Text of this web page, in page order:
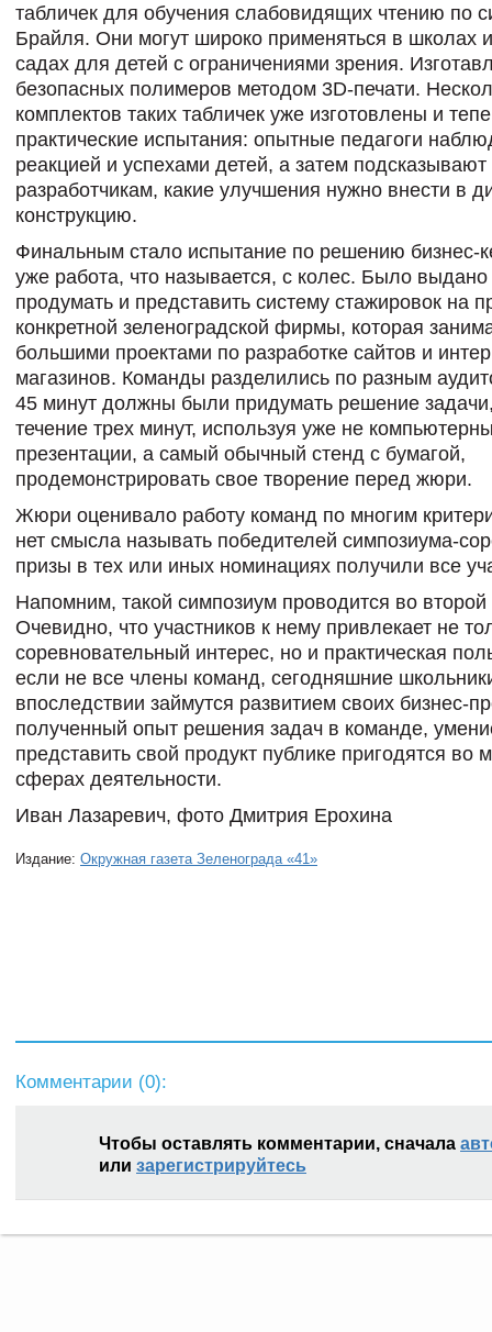
табличек для обучения слабовидящих чтению по
Брайля. Они могут широко применяться в школах
садах для детей с ограничениями зрения.
безопасных полимеров методом 3D-печати.
комплектов таких табличек уже изготовлены и
практические испытания: опытные педагоги
реакцией и успехами детей, а затем подсказывают
разработчикам, какие улучшения нужно внести в
конструкцию.
Финальным стало испытание по решению бизнес-
уже работа, что называется, с колес. Было
продумать и представить систему стажировок на
конкретной зеленоградской фирмы, которая
большими проектами по разработке сайтов и
магазинов. Команды разделились по разным
45 минут должны были придумать решение
течение трех минут, используя уже не
презентации, а самый обычный стенд с бумагой,
продемонстрировать свое творение перед жюри.
Жюри оценивало работу команд по многим
нет смысла называть победителей симпозиума-
призы в тех или иных номинациях получили все
Напомним, такой симпозиум проводится во второй
Очевидно, что участников к нему привлекает не
соревновательный интерес, но и практическая
если не все члены команд, сегодняшние
впоследствии займутся развитием своих бизнес-
полученный опыт решения задач в команде,
представить свой продукт публике пригодятся во
сферах деятельности.
Иван Лазаревич, фото Дмитрия Ерохина
Издание: Окружная газета Зеленограда «41»
Комментарии (0):
Чтобы оставлять комментарии, сначала
или зарегистрируйтесь